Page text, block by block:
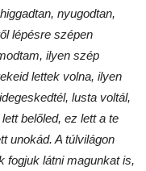
nyugodtan,
lépésre szépen
ilyen szép
lettek volna, ilyen
lusta voltál,
belőled, ez lett a te
unokád. A túlvilágon
fogjuk látni magunkat is,